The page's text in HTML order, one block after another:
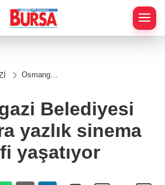
Osmangazi
yazlık
sinema
yaşatıyor
Belediyesi
yazlık sinema
yaşatıyor